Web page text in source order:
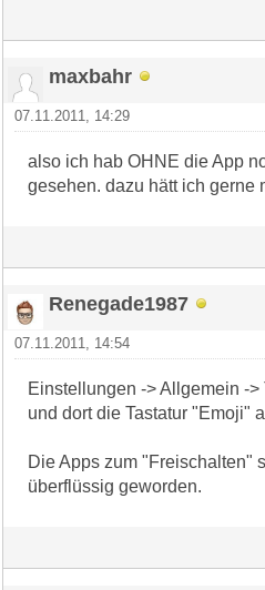
maxbahr
07.11.2011, 14:29
also ich hab OHNE die App
gesehen. dazu hätt ich gerne
Renegade1987
07.11.2011, 14:54
Einstellungen -> Allgemein ->
und dort die Tastatur "Emoji"
Die Apps zum "Freischalten"
überflüssig geworden.